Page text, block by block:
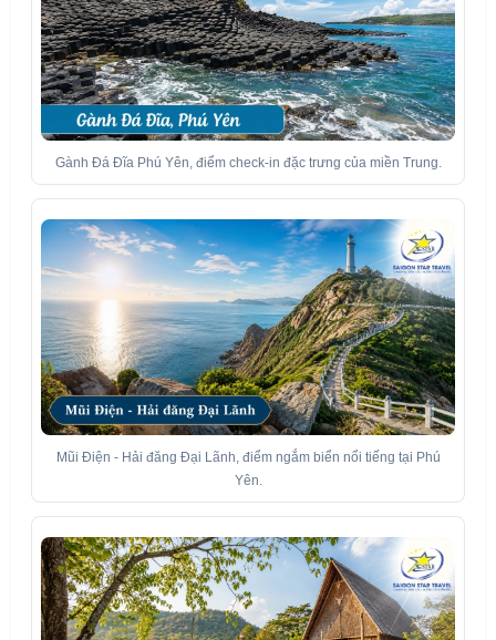
Gành Đá Đĩa Phú Yên, điểm check-in đặc trưng của miền Trung.
Mũi Điện - Hải đăng Đại Lãnh, điểm ngắm biển nổi tiếng tại Phú
Yên.